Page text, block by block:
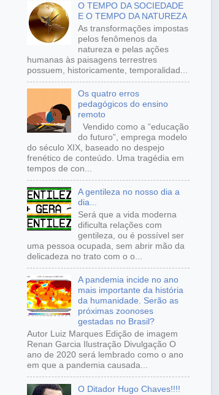
O TEMPO DA SOCIEDADE
E O TEMPO DA NATUREZA
As transformações impostas
pelos fenômenos da
natureza e pelas ações
humanas às paisagens terrestres
possuem, historicamente, temporalidad...
Os quatro erros
pedagógicos do ensino
remoto
Vendido como a “educação
do futuro”, emprega modelo
do século XIX, baseado no despejo
frenético de conteúdo. Uma tragédia em
tempos de con...
A gentileza no nosso dia a
dia...
Será que a vida moderna
dificulta relações com
gentileza, ou é possível ser
uma pessoa ocupada, sem abrir mão da
delicadeza no trato com o o...
A pandemia incide no ano
mais importante da história
da humanidade. Serão as
próximas zoonoses
gestadas no Brasil?
Autor Luiz Marques Edição de imagem
Renan Garcia Ilustração Divulgação O
ano de 2020 será lembrado como o ano
em que a pandemia causada...
O Ditador Hugo Chaves!!!!